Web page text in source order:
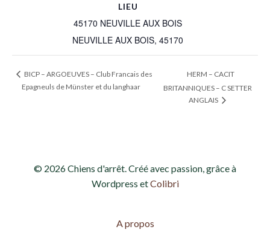
LIEU
45170 NEUVILLE AUX BOIS
NEUVILLE AUX BOIS, 45170
BICP – ARGOEUVES – Club Francais des
Epagneuls de Münster et du langhaar
HERM – CACIT
BRITANNIQUES – C SETTER
ANGLAIS
© 2026 Chiens d'arrêt. Créé avec passion, grâce à
Wordpress etColibri
A propos